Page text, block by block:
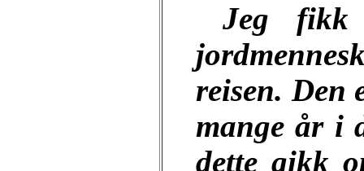
Jeg fikk
reisen. Den
mange år i
dette gikk